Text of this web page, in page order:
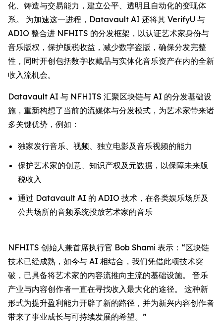
化、铸造与交易能力，建立公平、透明且自动化的变现体
系。 为加速这一进程，Datavault AI 还将其 VerifyU 与
ADIO 整合进 NFHITS 的分发框架，以认证艺术家身份与
音乐版权，保护版税收益，减少数字盗版，确保分发完整
性，同时开创包括数字收藏品与实体化音乐资产在内的全新
收入流机会。
Datavault AI 与 NFHITS 汇聚区块链与 AI 的分发基础设
施，重新构想了当前的流媒体与分发模式，为艺术家带来诸
多关键优势，例如：
独家发行音乐、视频、独立电影及音乐视频的能力
保护艺术家的创意、知识产权及元数据，以保障未来版
税收入
通过 Datavault AI 的 ADIO 技术，在各类娱乐场所及
公共场所的音频系统投放艺术家的音乐
NFHITS 创始人兼首席执行官 Bob Shami 表示：“区块链
技术已经成熟，如今与 AI 相结合，我们凭借此项技术突
破，已具备将艺术家的内容流推向主流的基础设施。 音乐
产业与内容创作者一直在寻找收入最大化的途径。 这种新
形式为提升盈利能力开辟了新的路径，并为新兴内容创作者
带来了事业成长与可持续发展的希望。”